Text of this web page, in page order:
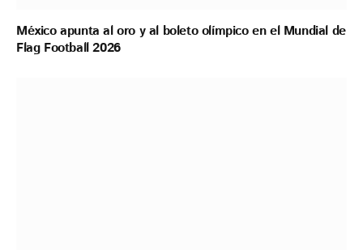
México apunta al oro y al boleto olímpico en el Mundial de
Flag Football 2026